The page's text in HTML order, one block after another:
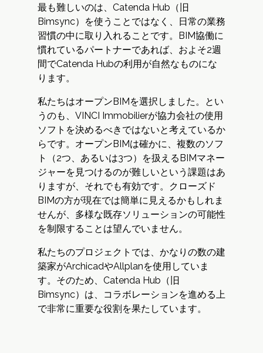
最も難しいのは、Catenda Hub（旧
Bimsync）を使うことではなく、日常の業務
習慣の中に取り入れることです。BIM協働に
慣れているパートナーであれば、およそ2週
間でCatenda Hubの利用が自然なものにな
ります。
私たちはオープンBIMを選択しました。とい
うのも、VINCI Immobilierが協力会社の使用
ソフトを決めるべきではないと考えているか
らです。オープンBIMは確かに、複数のソフ
ト（2つ、あるいは3つ）を扱えるBIMマネー
ジャーを見つけるのが難しいという課題はあ
りますが、それでも有効です。クローズド
BIMの方が現在では簡単に見えるかもしれま
せんが、多様な既存ソリューションの可能性
を制限することは望んでいません。
私たちのプロジェクトでは、かなりの数の建
築家がArchicadやAllplanを使用していま
す。そのため、Catenda Hub（旧
Bimsync）は、コラボレーションを進める上
で非常に重要な役割を果たしています。